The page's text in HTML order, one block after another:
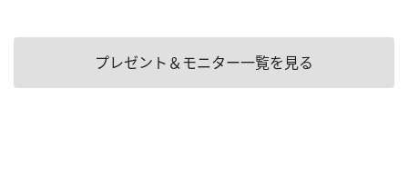
プレゼント＆モニター一覧を見る